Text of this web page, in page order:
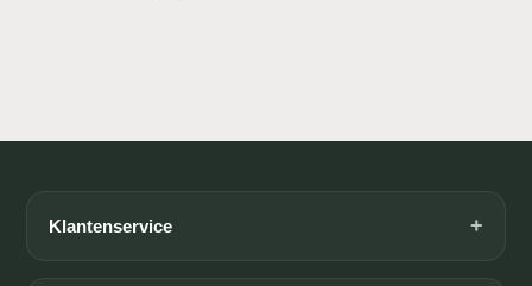
Klantenservice +